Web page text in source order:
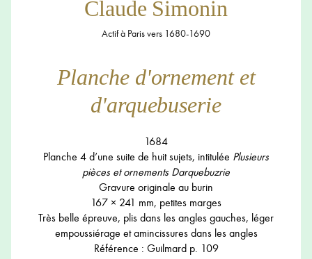
Claude Simonin
Actif à Paris vers 1680-1690
Planche d'ornement et
d'arquebuserie
1684
Planche 4 d’une suite de huit sujets, intitulée Plusieurs
pièces et ornements Darquebuzrie
Gravure originale au burin
167 × 241 mm, petites marges
Très belle épreuve, plis dans les angles gauches, léger
empoussiérage et amincissures dans les angles
Référence : Guilmard p. 109